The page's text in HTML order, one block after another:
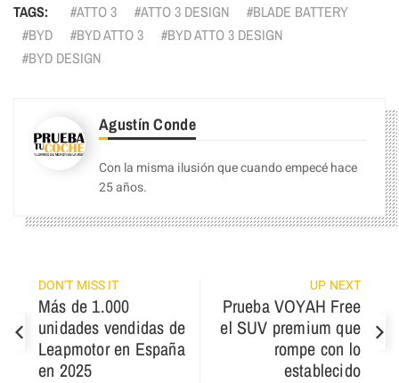
TAGS: ATTO 3 ATTO 3 DESIGN
BLADE BATTERY
BYD
BYD ATTO 3
BYD ATTO 3 DESIGN
BYD DESIGN
Agustín Conde
Con la misma ilusión que cuando empecé hace
25 años.
DON'T MISS IT
Más de 1.000
unidades vendidas de
Leapmotor en España
en 2025
UP NEXT
Prueba VOYAH Free
el SUV premium que
rompe con lo
establecido